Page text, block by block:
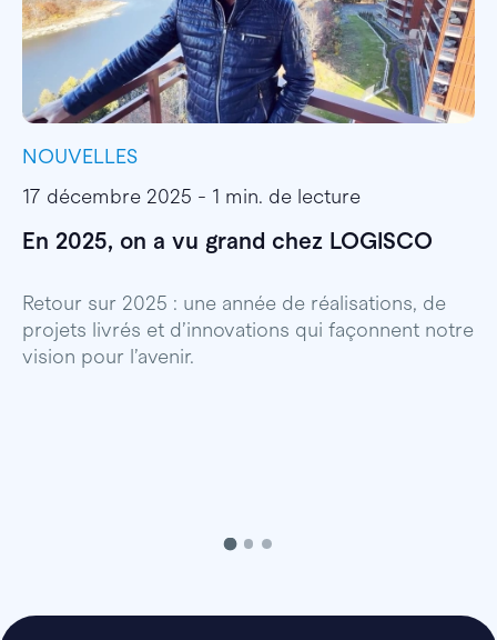
NOUVELLES
17 décembre 2025 - 1 min. de lecture
En 2025, on a vu grand chez LOGISCO
Retour sur 2025 : une année de réalisations, de
projets livrés et d’innovations qui façonnent notre
vision pour l’avenir.